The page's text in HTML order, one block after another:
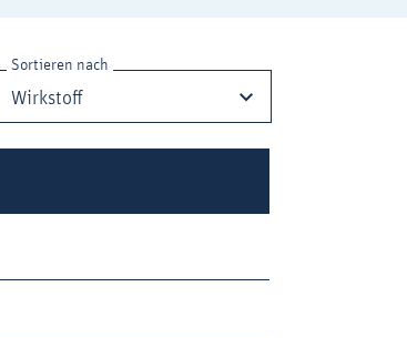
Sortieren nach